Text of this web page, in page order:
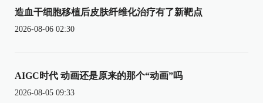
造血干细胞移植后皮肤纤维化治疗有了新靶点
2026-08-06 02:30
AIGC时代 动画还是原来的那个“动画”吗
2026-08-05 09:33